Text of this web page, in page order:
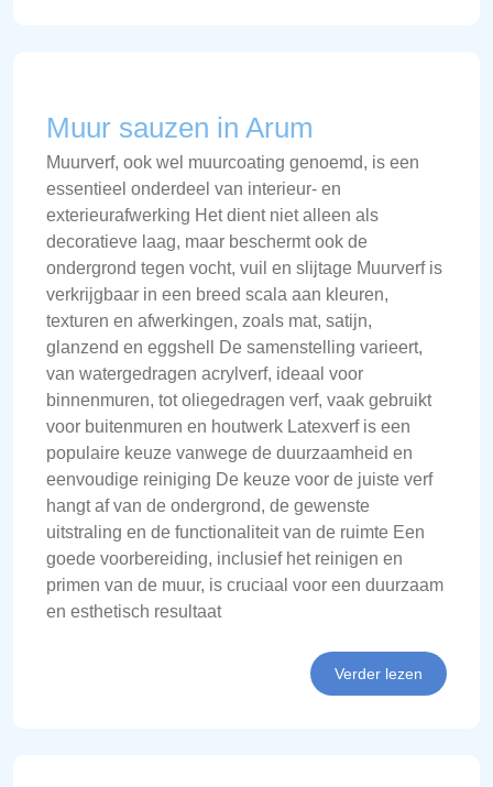
Muur sauzen in Arum
Muurverf, ook wel muurcoating genoemd, is een
essentieel onderdeel van interieur- en
exterieurafwerking Het dient niet alleen als
decoratieve laag, maar beschermt ook de
ondergrond tegen vocht, vuil en slijtage Muurverf is
verkrijgbaar in een breed scala aan kleuren,
texturen en afwerkingen, zoals mat, satijn,
glanzend en eggshell De samenstelling varieert,
van watergedragen acrylverf, ideaal voor
binnenmuren, tot oliegedragen verf, vaak gebruikt
voor buitenmuren en houtwerk Latexverf is een
populaire keuze vanwege de duurzaamheid en
eenvoudige reiniging De keuze voor de juiste verf
hangt af van de ondergrond, de gewenste
uitstraling en de functionaliteit van de ruimte Een
goede voorbereiding, inclusief het reinigen en
primen van de muur, is cruciaal voor een duurzaam
en esthetisch resultaat
Verder lezen